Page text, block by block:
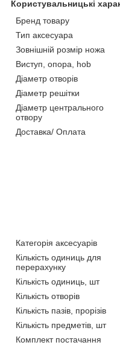
Користувальницькі
Бренд товару
Тип аксесуара
Зовнішній розмір ножа
Виступ, опора, hob
Діаметр отворів
Діаметр решітки
Діаметр центрального
отвору
Доставка/ Оплата
Категорія аксесуарів
Кількість одиниць для
перерахунку
Кількість одиниць, шт
Кількість отворів
Кількість пазів, прорізів
Кількість предметів, шт
Комплект постачання